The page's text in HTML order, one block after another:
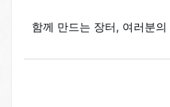
함께 만드는 장터, 여러분의